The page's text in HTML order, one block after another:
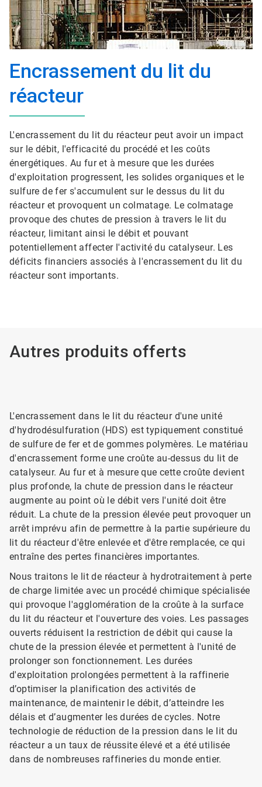
Encrassement du lit du
réacteur
L'encrassement du lit du réacteur peut avoir un impact
sur le débit, l'efficacité du procédé et les coûts
énergétiques. Au fur et à mesure que les durées
d'exploitation progressent, les solides organiques et le
sulfure de fer s'accumulent sur le dessus du lit du
réacteur et provoquent un colmatage. Le colmatage
provoque des chutes de pression à travers le lit du
réacteur, limitant ainsi le débit et pouvant
potentiellement affecter l'activité du catalyseur. Les
déficits financiers associés à l'encrassement du lit du
réacteur sont importants.
Autres produits offerts
L'encrassement dans le lit du réacteur d'une unité
d'hydrodésulfuration (HDS) est typiquement constitué
de sulfure de fer et de gommes polymères. Le matériau
d'encrassement forme une croûte au-dessus du lit de
catalyseur. Au fur et à mesure que cette croûte devient
plus profonde, la chute de pression dans le réacteur
augmente au point où le débit vers l'unité doit être
réduit. La chute de la pression élevée peut provoquer un
arrêt imprévu afin de permettre à la partie supérieure du
lit du réacteur d'être enlevée et d'être remplacée, ce qui
entraîne des pertes financières importantes.
Nous traitons le lit de réacteur à hydrotraitement à perte
de charge limitée avec un procédé chimique spécialisée
qui provoque l'agglomération de la croûte à la surface
du lit du réacteur et l'ouverture des voies. Les passages
ouverts réduisent la restriction de débit qui cause la
chute de la pression élevée et permettent à l'unité de
prolonger son fonctionnement. Les durées
d'exploitation prolongées permettent à la raffinerie
d’optimiser la planification des activités de
maintenance, de maintenir le débit, d’atteindre les
délais et d’augmenter les durées de cycles. Notre
technologie de réduction de la pression dans le lit du
réacteur a un taux de réussite élevé et a été utilisée
dans de nombreuses raffineries du monde entier.